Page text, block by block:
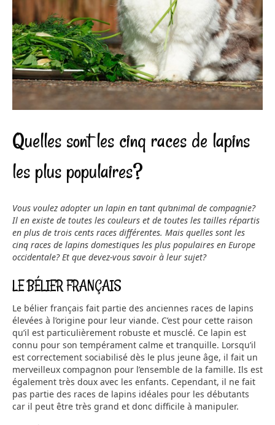
Quelles sont les cinq races de lapins
les plus populaires?
Vous voulez adopter un lapin en tant qu’animal de compagnie?
Il en existe de toutes les couleurs et de toutes les tailles répartis
en plus de trois cents races différentes. Mais quelles sont les
cinq races de lapins domestiques les plus populaires en Europe
occidentale? Et que devez-vous savoir à leur sujet?
LE BÉLIER FRANÇAIS
Le bélier français fait partie des anciennes races de lapins
élevées à l’origine pour leur viande. C’est pour cette raison
qu’il est particulièrement robuste et musclé. Ce lapin est
connu pour son tempérament calme et tranquille. Lorsqu’il
est correctement sociabilisé dès le plus jeune âge, il fait un
merveilleux compagnon pour l’ensemble de la famille. Ils est
également très doux avec les enfants. Cependant, il ne fait
pas partie des races de lapins idéales pour les débutants
car il peut être très grand et donc difficile à manipuler.